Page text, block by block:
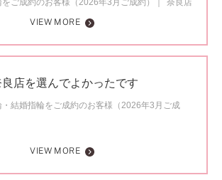
ご成約のお客様（2026年3月ご成約）
奈良店
VIEW MORE
店を選んでよかったです
結婚指輪をご成約のお客様（2026年3月ご成
VIEW MORE